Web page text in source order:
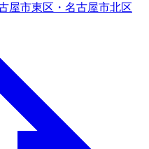
屋市東区・名古屋市北区